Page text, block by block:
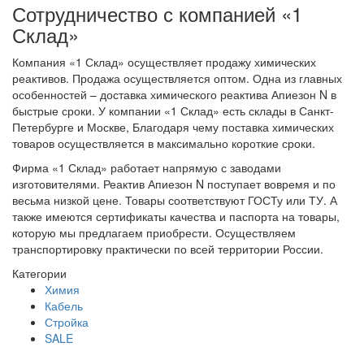
Сотрудничество с компанией «1
Склад»
Компания «1 Склад» осуществляет продажу химических
реактивов. Продажа осуществляется оптом. Одна из главных
особенностей – доставка химического реактива Апиезон N в
быстрые сроки. У компании «1 Склад» есть склады в Санкт-
Петербурге и Москве, Благодаря чему поставка химических
товаров осуществляется в максимально короткие сроки.
Фирма «1 Склад» работает напрямую с заводами
изготовителями. Реактив Апиезон N поступает вовремя и по
весьма низкой цене. Товары соответствуют ГОСТу или ТУ. А
также имеются сертификаты качества и паспорта на товары,
которую мы предлагаем приобрести. Осуществляем
транспортировку практически по всей территории России.
Категории
Химия
Кабель
Стройка
SALE